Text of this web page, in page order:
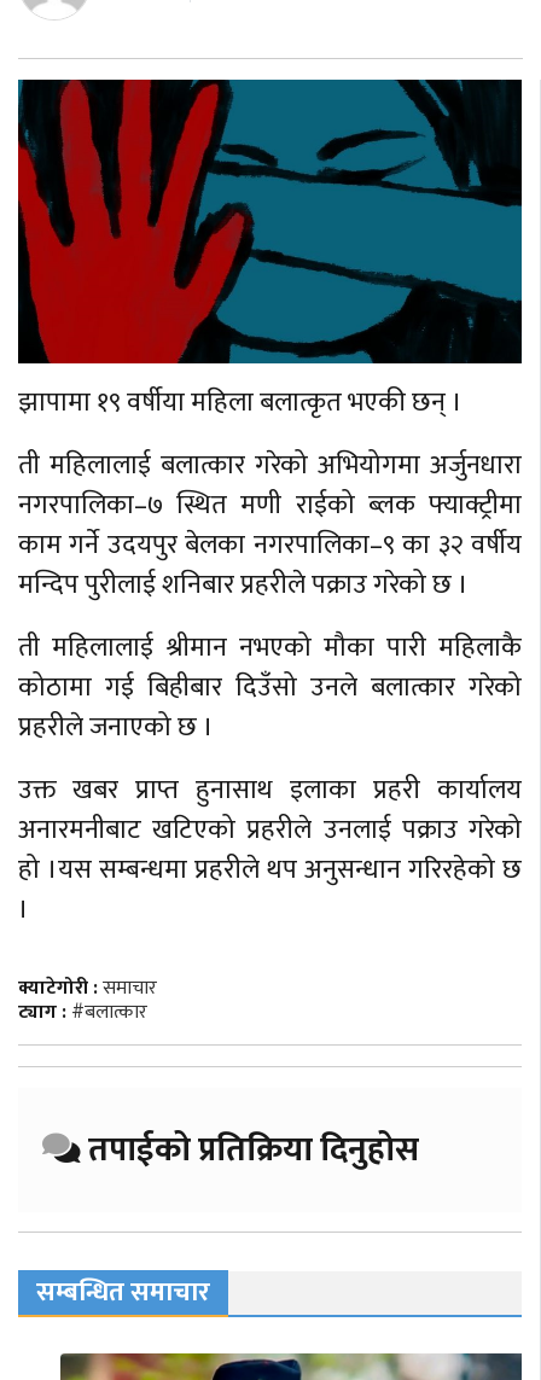
झापामा १९ वर्षीया महिला बलात्कृत भएकी छन् ।
ती महिलालाई बलात्कार गरेको अभियोगमा अर्जुनधारा
नगरपालिका–७ स्थित मणी राईको ब्लक फ्याक्ट्रीमा
काम गर्ने उदयपुर बेलका नगरपालिका–९ का ३२ वर्षीय
मन्दिप पुरीलाई शनिबार प्रहरीले पक्राउ गरेको छ ।
ती महिलालाई श्रीमान नभएको मौका पारी महिलाकै
कोठामा गई बिहीबार दिउँसो उनले बलात्कार गरेको
प्रहरीले जनाएको छ ।
उक्त खबर प्राप्त हुनासाथ इलाका प्रहरी कार्यालय
अनारमनीबाट खटिएको प्रहरीले उनलाई पक्राउ गरेको
हो ।यस सम्बन्धमा प्रहरीले थप अनुसन्धान गरिरहेको छ
।
क्याटेगोरी :समाचार
ट्याग :#बलात्कार
तपाईको प्रतिक्रिया दिनुहोस
सम्बन्धित समाचार